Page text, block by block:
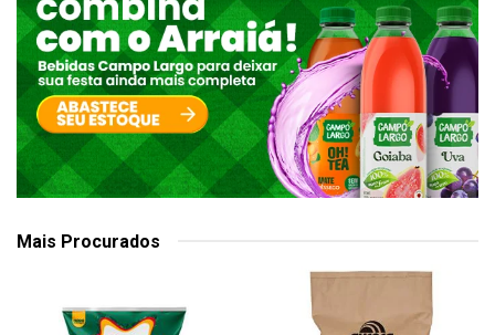
Mais Procurados